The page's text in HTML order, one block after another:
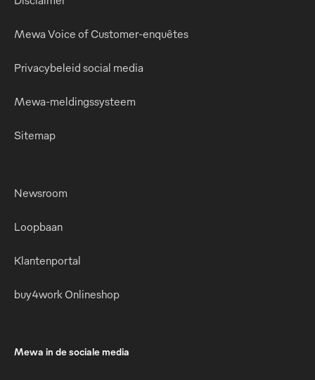
Mewa Voice of Customer-enquêtes
Privacybeleid social media
Mewa-meldingssysteem
Sitemap
Newsroom
Loopbaan
Klantenportal
buy4work Onlineshop
Mewa in de sociale media